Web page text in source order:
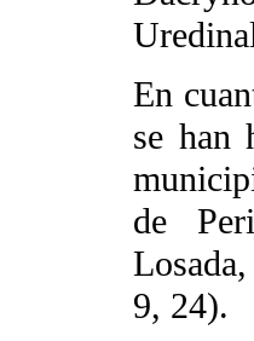
En
se han
de
9, 24).